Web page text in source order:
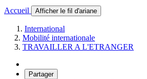
Accueil Afficher le fil d'ariane
International
Mobilité internationale
TRAVAILLER A L'ETRANGER
Partager